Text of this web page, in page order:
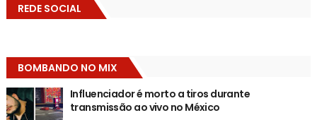
REDE SOCIAL
BOMBANDO NO MIX
Influenciador é morto a tiros durante
transmissão ao vivo no México